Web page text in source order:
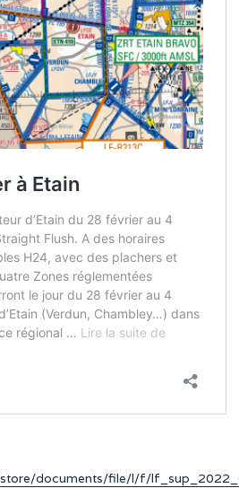
documents/file/l/f/